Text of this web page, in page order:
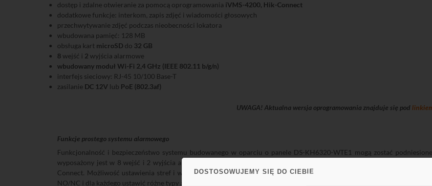
DOSTOSOWUJEMY SIĘ DO CIEBIE
dostęp i zdalne otwieranie za pomocą oprogramowania iVMS-4200, Hik-Connect
dodatkowe funkcje: interkom, zapis zdjęć i wiadomości głosowych
przechwytywanie zdjęć podczas nieobecności lokatora
wbudowana pamięć: 128 MB
obsługa kart microSD do 32 GB
8 wejść i 2 wyjścia alarmowe
wbudowany moduł Wi-Fi 2,4 GHz (IEEE 802.11 b/g/n)
interfejs sieciowy: RJ-45 10/100 Base-T
zasilanie DC 12V lub PoE (802.3af)
UWAGA! Aktualna wersja oprogramowania znajduje się pod
Funkcje prostego systemu alarmowego
Funkcjonalność i bezpieczeństwo systemu budowanego w oparciu o panele DS-KH6320-WTE1 mogą zostać
wyposażony jest w 8 wejść i 2 wyjścia alarmowe umożliwiające podłączenie czujników. Informacje o naruszeniu
Connect. Możliwość ustawienia stref i wyboru kilku trybów uzbrajania, pozwala na dopasowanie systemu do własnych
NO/NC i dla każdego ustawić różne typy alarmów: natychmiastowy, 24 h i opóźniony.